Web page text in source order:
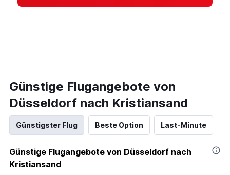
Günstige Flugangebote von
Düsseldorf nach Kristiansand
Günstigster Flug Beste Option Last-Minute
Günstige Flugangebote von Düsseldorf nach
Kristiansand